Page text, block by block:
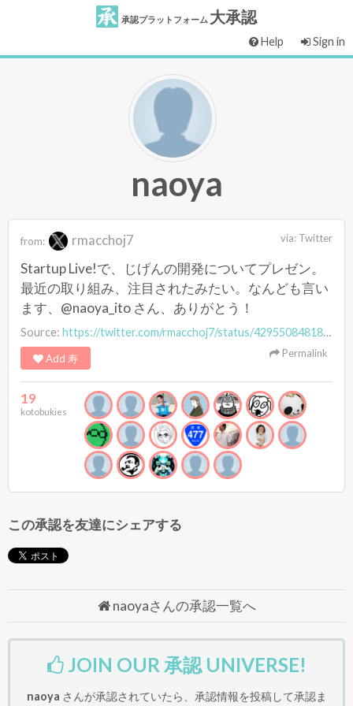
承認プラットフォーム 大承認
Help Sign in
naoya
from: rmacchoj7 via: Twitter
Startup Live!で、じげんの開発についてプレゼン。
最近の取り組み、注目されたみたい。なんども言い
ます、@naoya_ito さん、ありがとう！
Source: https://twitter.com/rmacchoj7/status/429550848184573952
Add 寿 Permalink
19
kotobukies
この承認を友達にシェアする
naoyaさんの承認一覧へ
JOIN OUR 承認 UNIVERSE!
naoya さんが承認されていたら、承認情報を投稿して承認ま